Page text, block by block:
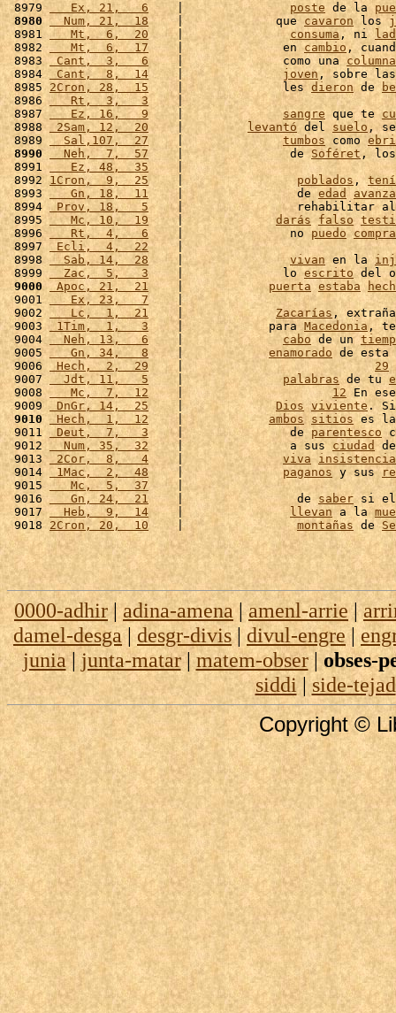
8979
   Ex, 21,   6
    |
poste de la
8980
  Num, 21,  18
    |             que
cavaron los
8981
   Mt,  6,  20
    |
consuma , ni
8982
   Mt,  6,  17
    |              en
cambio,
8983 Cant,  3,   6
    |              como una
columna
8984 Cant,  8,  14
    |
joven , sobre
8985 2Cron, 28,  15
    |              les
dieron de
8986
   Rt,  3,   3
    |
8987
   Ez, 16,   9
    |
sangre que te
8988
2Sam, 12,  20
    |
levantó del suelo ,
8989
  Sal,107,  27
    |
tumbos como
8990
  Neh,  7,  57
    |               de
Soféret,
8991
   Ez, 48,  35
8992 1Cron,  9,  25
    |
poblados ,
8993
   Gn, 18,  11
    |                de
edad
8994 Prov, 18,   5
|                rehabilitar
8995
   Mc, 10,  19
    |
darás falso
8996
   Rt,  4,   6
    |               no
puedo
8997
Ecli,  4,  22
8998
  Sab, 14,  28
    |
vivan en la
8999
  Zac,  5,   3
    |              lo
escrito del
9000 Apoc, 21,  21
    |
puerta estaba
9001
   Ex, 23,   7
9002
   Lc,  1,  21
    |
Zacarías,
9003 1Tim,  1,   3
    |            para
Macedonia ,
9004
  Neh, 13,   6
    |
cabo de un
9005
   Gn, 34,   8
    |
enamorado de esta
9006 Hech,  2,  29
    |
29
9007
  Jdt, 11,   5
    |
palabras de tu
9008
   Mc,  7,  12
    |
12 En
9009 DnGr, 14,  25
    |
Dios viviente.
9010
Hech,  1,  12
    |
ambos sitios es
9011 Deut,  7,   3
    |               de
parentesco
9012
  Num, 35,  32
    |               a sus
ciudad
9013 2Cor,  8,   4
    |
viva
insistencia
9014 1Mac,  2,  48
    |
paganos y sus
9015
   Mc,  5,  37
9016
   Gn, 24,  21
    |                de
saber si
9017
  Heb,  9,  14
    |
llevan a la
9018 2Cron, 20,  10
    |
montañas de
0000-adhir|adina-amena|amenl-arrie|
damel-desga|desgr-divis| divul-engre|
junia|junta-matar|matem-obser|obses-
siddi| side-tejad
Copyright ©